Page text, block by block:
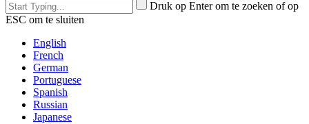
Druk op Enter om te zoeken of op
ESC om te sluiten
English
French
German
Portuguese
Spanish
Russian
Japanese